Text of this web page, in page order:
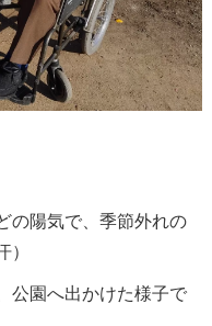
の陽気で、季節外れの
公園へ出かけた様子で